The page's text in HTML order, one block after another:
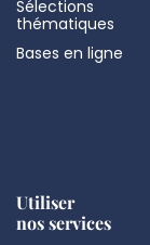
Sélections
thématiques
Bases en ligne
Utiliser
nos services